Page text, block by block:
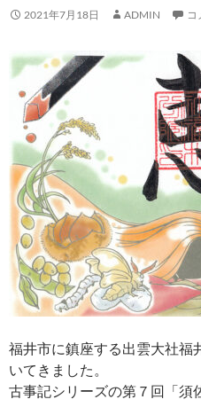
2021年7月18日 ADMIN コ
福井市に鎮座する出雲大社福
いてきました。
古事記シリーズの第７回「須